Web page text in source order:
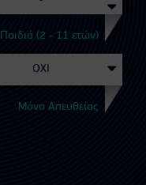
Παιδιά (2 - 11 ετών)
Μόνο Απευθείας